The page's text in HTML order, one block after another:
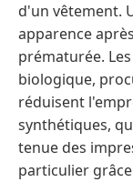
d'un vêtement.
apparence
prématurée.
biologique,
réduisent
synthétiques,
tenue des
particulier